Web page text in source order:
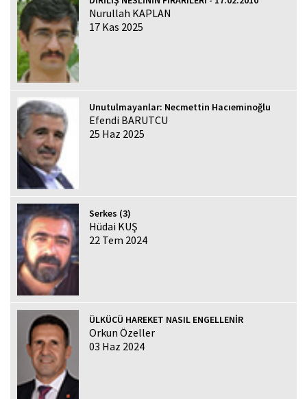
Nurullah KAPLAN
17 Kas 2025
Unutulmayanlar: Necmettin Hacıeminoğlu
Efendi BARUTCU
25 Haz 2025
Serkes (3)
Hüdai KUŞ
22 Tem 2024
ÜLKÜCÜ HAREKET NASIL ENGELLENİR
Orkun Özeller
03 Haz 2024